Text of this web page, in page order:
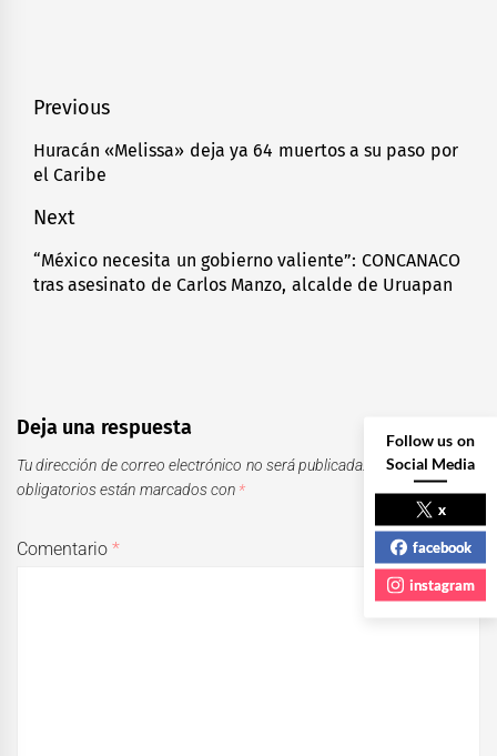
Navegación
de
entradas
Previous
Previous
post:
Huracán «Melissa» deja ya 64 muertos a su paso por
el Caribe
Next
Next
post:
“México necesita un gobierno valiente”: CONCANACO
tras asesinato de Carlos Manzo, alcalde de Uruapan
Deja una respuesta
Tu dirección de correo electrónico no será publicada.
Los campos
obligatorios están marcados con *
Comentario*
Follow us on
Social Media
x
facebook
instagram